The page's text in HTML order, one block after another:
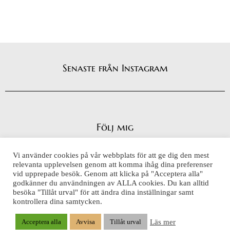
Senaste från Instagram
Följ mig
Integritetspolicy
Cookiepolicy
Vi använder cookies på vår webbplats för att ge dig den mest
relevanta upplevelsen genom att komma ihåg dina preferenser
vid upprepade besök. Genom att klicka på "Acceptera alla"
godkänner du användningen av ALLA cookies. Du kan alltid
besöka "Tillåt urval" för att ändra dina inställningar samt
kontrollera dina samtycken.
Acceptera alla Avvisa Tillåt urval Läs mer